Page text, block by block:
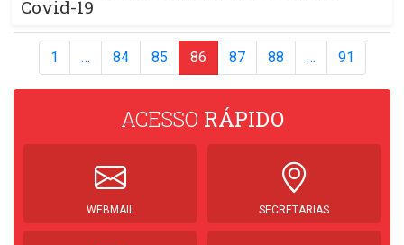
Covid-19
1 … 84 85 86 87 88 … 91
ACESSO RÁPIDO
WEBMAIL SECRETARIAS